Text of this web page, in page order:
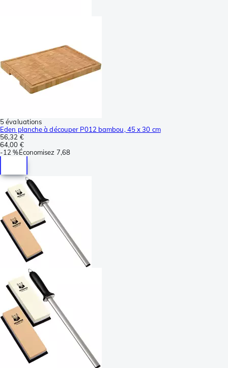
5 évaluations
Eden planche à découper P012 bambou, 45 x 30 cm
56,32 €
64,00 €
-12 %Économisez 7,68